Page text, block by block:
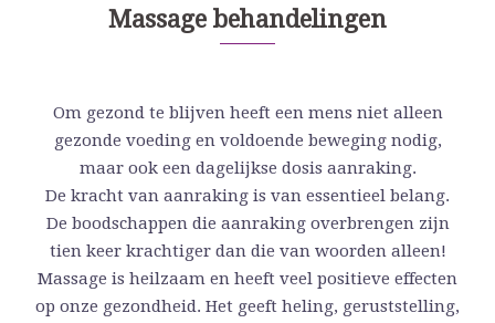
Massage behandelingen
Om gezond te blijven heeft een mens niet alleen
gezonde voeding en voldoende beweging nodig,
maar ook een dagelijkse dosis aanraking.
De kracht van aanraking is van essentieel belang.
De boodschappen die aanraking overbrengen zijn
tien keer krachtiger dan die van woorden alleen!
Massage is heilzaam en heeft veel positieve effecten
op onze gezondheid. Het geeft heling, geruststelling,